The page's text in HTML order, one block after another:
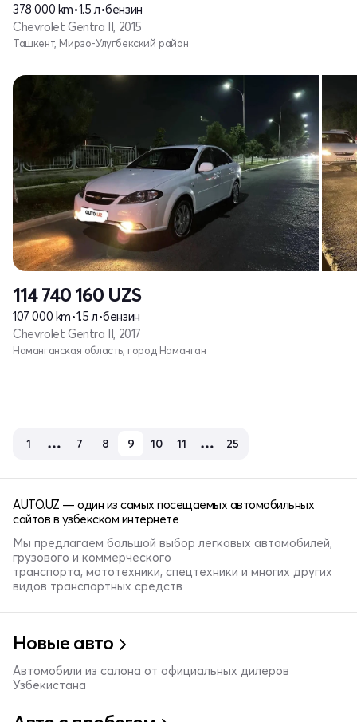
378 000 km•1.5 л•бензин
Chevrolet Gentra II, 2015
Ташкент, Мирзо-Улугбекский район
114 740 160 UZS
107 000 km•1.5 л•бензин
Chevrolet Gentra II, 2017
Наманганская область, город Наманган
1 7 8 9 10 11 25
AUTO.UZ — один из самых посещаемых автомобильных
сайтов в узбекском интернете
Мы предлагаем большой выбор легковых автомобилей,
грузового и коммерческого
транспорта, мототехники, спецтехники и многих других
видов транспортных средств
Новые авто
Автомобили из салона от официальных дилеров
Узбекистана